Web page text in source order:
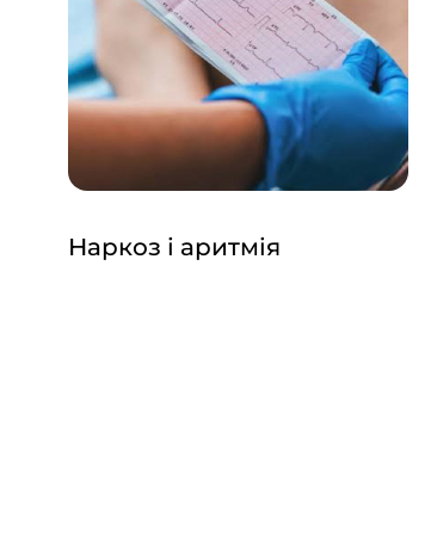
Наркоз і аритмія